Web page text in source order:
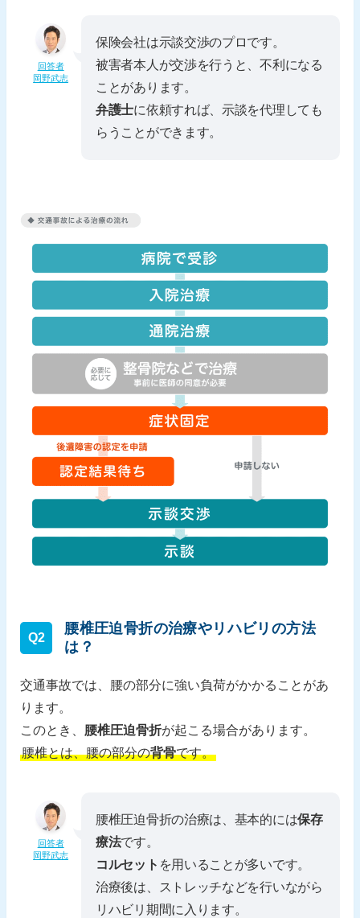
回答者
岡野武志
保険会社は示談交渉のプロです。
被害者本人が交渉を行うと、不利になる
ことがあります。
弁護士に依頼すれば、示談を代理しても
らうことができます。
Q2
腰椎圧迫骨折の治療やリハビリの方法
は？
交通事故では、腰の部分に強い負荷がかかることがあ
ります。
このとき、 腰椎圧迫骨折が起こる場合があります。
腰椎とは、腰の部分の背骨です。
回答者
岡野武志
腰椎圧迫骨折の治療は、基本的には保存
療法です。
コルセット を用いることが多いです。
治療後は、ストレッチなどを行いながら
リハビリ期間に入ります。